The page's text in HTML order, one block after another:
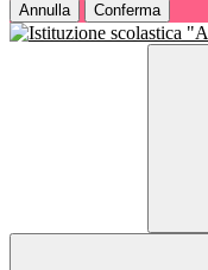
Annulla Conferma